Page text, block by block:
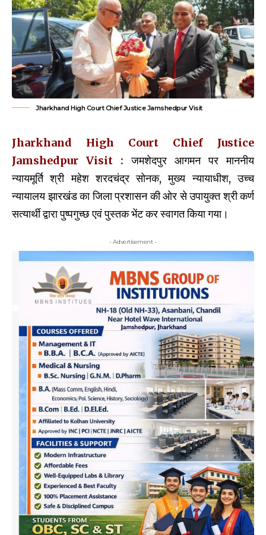
Jharkhand High Court Chief Justice Jamshedpur Visit
Jharkhand High Court Chief Justice
Jamshedpur Visit :
जमशेदपुर आगमन पर माननीय
न्यायमूर्ति श्री महेश शरदचंद्र सोनक, मुख्य न्यायाधीश, उच्च
न्यायालय झारखंड का जिला प्रशासन की ओर से उपायुक्त श्री कर्ण
सत्यार्थी द्वारा पुष्पगुच्छ एवं पुस्तक भेंट कर स्वागत किया गया।
- Advertisement -